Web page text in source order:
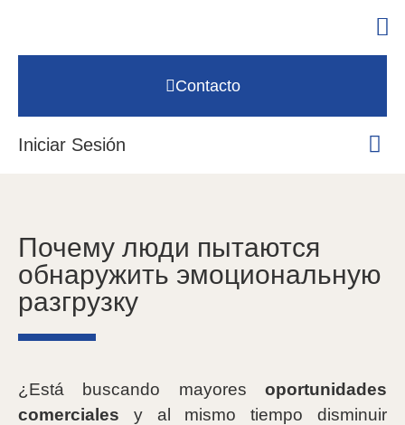
Contacto
Iniciar Sesión
Почему люди пытаются
обнаружить эмоциональную
разгрузку
¿Está buscando mayores oportunidades
comerciales y al mismo tiempo disminuir